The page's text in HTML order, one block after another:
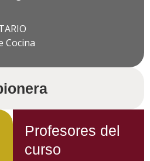
Cocina
Profesores del
curso